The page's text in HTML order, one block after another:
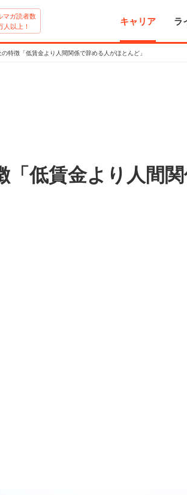
マガ読者数
人以上！
キャリア ラ
特徴「低賃金より人間関係で辞める人がほとんど」
低賃金より人間